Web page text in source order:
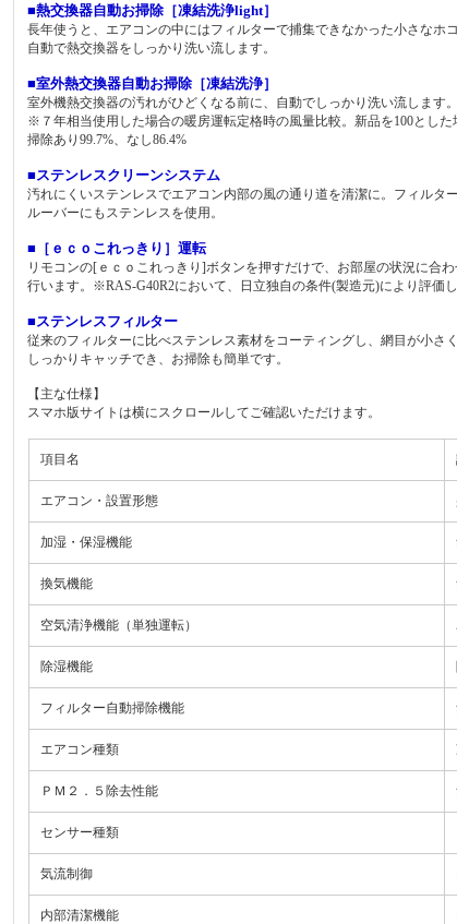
■熱交換器自動お掃除［凍結洗浄light］
長年使うと、エアコンの中にはフィルターで捕集できなかった小さなホ
自動で熱交換器をしっかり洗い流します。
■室外熱交換器自動お掃除［凍結洗浄］
室外機熱交換器の汚れがひどくなる前に、自動でしっかり洗い流しま
※７年相当使用した場合の暖房運転定格時の風量比較。新品を100とし
掃除あり99.7%、なし86.4%
■ステンレスクリーンシステム
汚れにくいステンレスでエアコン内部の風の通り道を清潔に。フィルタ
ルーバーにもステンレスを使用。
■［ｅｃｏこれっきり］運転
リモコンの[ｅｃｏこれっきり]ボタンを押すだけで、お部屋の状況に合
行います。※RAS-G40R2において、日立独自の条件(製造元)により評価し
■ステンレスフィルター
従来のフィルターに比べステンレス素材をコーティングし、網目が小さ
しっかりキャッチでき、お掃除も簡単です。
【主な仕様】
スマホ版サイトは横にスクロールしてご確認いただけます。
項目名
エアコン・設置形態
加湿・保湿機能
換気機能
空気清浄機能（単独運転）
除湿機能
フィルター自動掃除機能
エアコン種類
ＰＭ２．５除去性能
センサー種類
気流制御
内部清潔機能